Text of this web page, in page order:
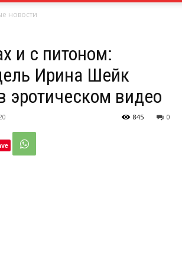
новости
и с питоном:
Ирина Шейк
эротическом видео
0
845